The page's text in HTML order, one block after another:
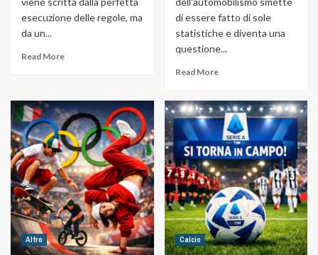
esecuzione delle regole, ma
da un...
Read More
di essere fatto di sole
statistiche e diventa una
questione...
Read More
Altro Calcio